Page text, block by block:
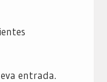
entrada.